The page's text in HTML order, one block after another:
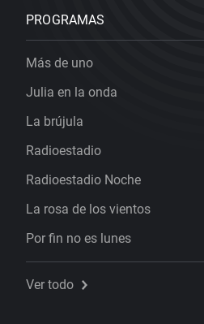
PROGRAMAS
Más de uno
Julia en la onda
La brújula
Radioestadio
Radioestadio Noche
La rosa de los vientos
Por fin no es lunes
Ver todo